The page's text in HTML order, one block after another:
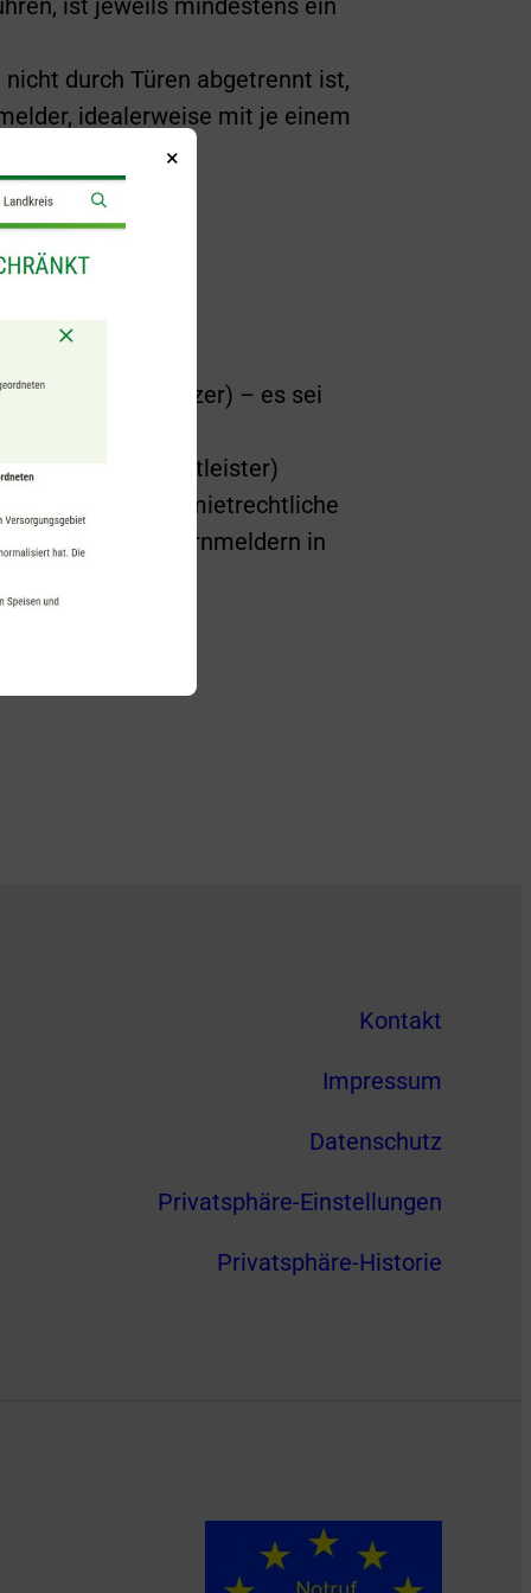
ist jeweils mindestens ein
durch Türen abgetrennt ist,
idealerweise mit je einem
Besitzer) – es sei
(externe Dienstleister)
Diese mietrechtliche
von Rauchwarnmeldern in
Kontakt
Impressum
Datenschutz
Privatsphäre-Einstellungen
Privatsphäre-Historie
×